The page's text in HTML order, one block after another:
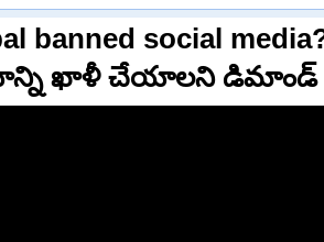
banned social
ఖాళీ చేయాలని డిమాండ్ |